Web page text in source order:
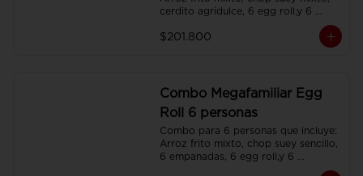
cerdito agridulce, 6 egg roll,y 6
individuales.
$201.800
Combo Megafamiliar Egg
Roll 6 personas
Combo para 6 personas que incluye:
Arroz frito mixto, chop suey sencillo,
6 empanadas, 6 egg roll,y 6